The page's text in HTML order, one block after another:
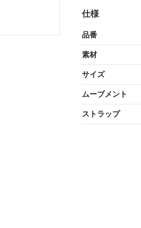
仕様
品番
素材
サイズ
ムーブメント
ストラップ